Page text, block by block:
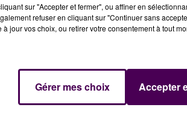
d'un cirque. Mais,"en raison deson
a été confiée par son propriétaire à
"Tonga Terre d'Accueil"
son nouvel environnement seule,
sur "Accepter et fermer", ou affiner en
refuser en cliquant sur "Continuer sans
à jour vos choix, ou retirer votre consentement à tout
Gérer mes choix Accepter